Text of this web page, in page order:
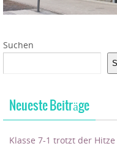
Suchen
Neueste Beiträge
Klasse 7-1 trotzt der